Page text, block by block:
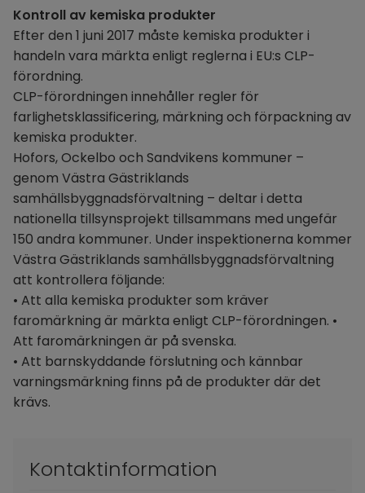
Kontroll av kemiska produkter
Efter den 1 juni 2017 måste kemiska produkter i
handeln vara märkta enligt reglerna i EU:s CLP-
förordning.
CLP-förordningen innehåller regler för
farlighetsklassificering, märkning och förpackning av
kemiska produkter.
Hofors, Ockelbo och Sandvikens kommuner –
genom Västra Gästriklands
samhällsbyggnadsförvaltning – deltar i detta
nationella tillsynsprojekt tillsammans med ungefär
150 andra kommuner. Under inspektionerna kommer
Västra Gästriklands samhällsbyggnadsförvaltning
att kontrollera följande:
• Att alla kemiska produkter som kräver
faromärkning är märkta enligt CLP-förordningen. •
Att faromärkningen är på svenska.
• Att barnskyddande förslutning och kännbar
varningsmärkning finns på de produkter där det
krävs.
Kontaktinformation